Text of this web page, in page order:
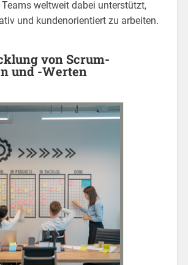
weltweit dabei unterstützt,
und kundenorientiert zu arbeiten.
von Scrum-
und -Werten